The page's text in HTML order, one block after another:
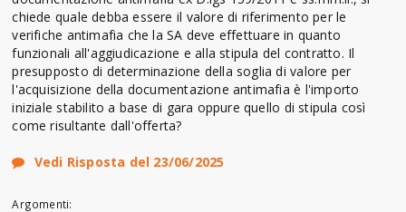
chiede quale debba essere il valore di riferimento per le
verifiche antimafia che la SA deve effettuare in quanto
funzionali all'aggiudicazione e alla stipula del contratto. Il
presupposto di determinazione della soglia di valore per
l'acquisizione della documentazione antimafia è l'importo
iniziale stabilito a base di gara oppure quello di stipula così
come risultante dall'offerta?
Vedi Risposta del 23/06/2025
Argomenti: